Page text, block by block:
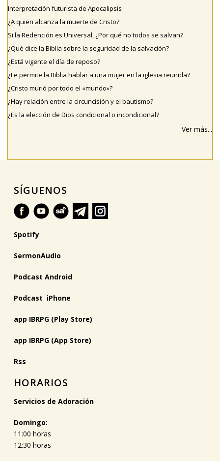
Interpretación futurista de Apocalipsis
¿A quien alcanza la muerte de Cristo?
Si la Redención es Universal, ¿Por qué no todos se salvan?
¿Qué dice la Biblia sobre la seguridad de la salvación?
¿Está vigente el día de reposo?
¿Le permite la Biblia hablar a una mujer en la iglesia reunida?
¿Cristo murió por todo el «mundo»?
¿Hay relación entre la circuncisión y el bautismo?
¿Es la elección de Dios condicional o incondicional?
Ver más...
SÍGUENOS
Spotify
SermonAudio
Podcast Android
Podcast iPhone
app IBRPG (Play Store)
app IBRPG (App Store)
Rss
HORARIOS
Servicios de Adoración
Domingo:
11:00 horas
12:30 horas